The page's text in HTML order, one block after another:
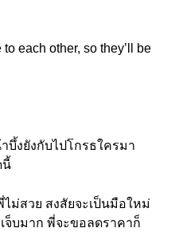
each other, so they’ll be
บึ้งยังกับไปโกรธใครมา
นี้
ม่สวย สงสัยจะเป็นมือใหม่
จ็บมาก พี่จะขอลดราคาก็